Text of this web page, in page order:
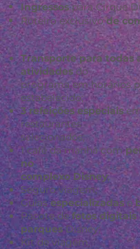
Ingressospara Cirque
Roteiro exclusivode
Transporte para todas
atividadesdo
programa em horários
estabelecido;
3 refeições especiais
restaurantes
selecionados;
1 café da manhã com
no
complexo Disney;
Seguro viagem;
Guiasespecializadas e
Pacote defotos digitais
parquesDisney;
Kit de viagem.